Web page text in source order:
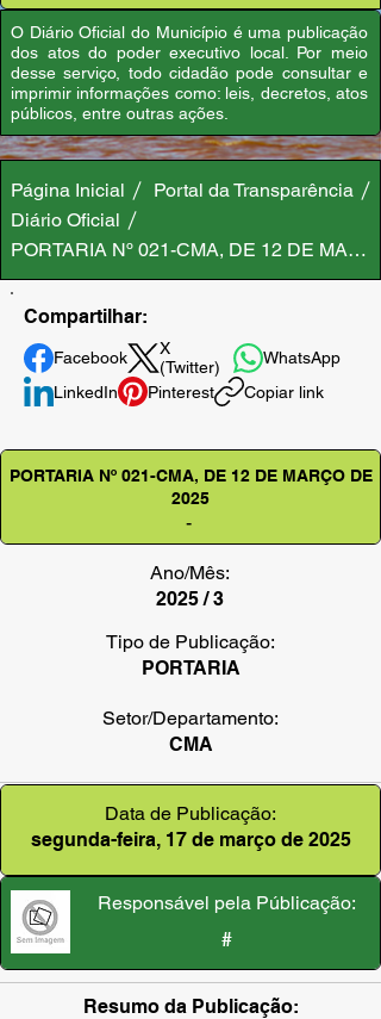
O Diário Oficial do Município é uma publicação
dos atos do poder executivo local. Por meio
desse serviço, todo cidadão pode consultar e
imprimir informações como: leis, decretos, atos
públicos, entre outras ações.
Página Inicial
Portal da Transparência
Diário Oficial
PORTARIA Nº 021-CMA, DE 12 DE
Compartilhar:
Facebook
X
(Twitter)
WhatsApp
LinkedIn
Pinterest Copiar link
PORTARIA Nº 021-CMA, DE 12 DE MARÇO DE
2025
-
Ano/Mês:
2025 / 3
Tipo de Publicação:
PORTARIA
Setor/Departamento:
CMA
Data de Publicação:
segunda-feira, 17 de março de 2025
Responsável pela Públicação:
#
Resumo da Publicação: